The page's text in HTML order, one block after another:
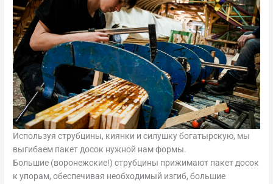
Используя струбцины, киянки и силушку богатырскую, мы
выгибаем пакет досок нужной нам формы.
Большие (воронежские!) струбцины прижимают пакет досок
к упорам, обеспечивая необходимый изгиб, большие